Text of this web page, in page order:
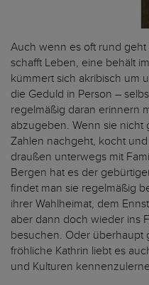
Auch wenn es oft rund
schafft Leben, eine behält
kümmert sich akribisch um
die Geduld in Person –
regelmäßig daran erinnern
abzugeben. Wenn sie nicht
Zahlen nachgeht, kocht
draußen unterwegs mit
Bergen hat es der
findet man sie regelmäßig
ihrer Wahlheimat, dem
aber dann doch wieder ins
besuchen. Oder überhaupt
fröhliche Kathrin liebt es
und Kulturen